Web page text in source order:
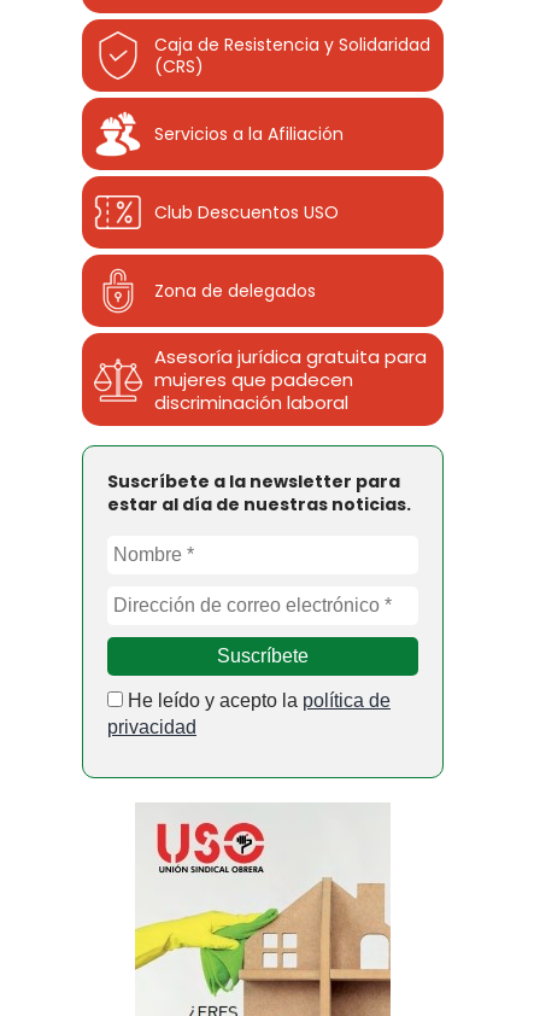
Caja de Resistencia y Solidaridad
(CRS)
Servicios a la Afiliación
Club Descuentos USO
Zona de delegados
Asesoría jurídica gratuita para
mujeres que padecen
discriminación laboral
Suscríbete a la newsletter para
estar al día de nuestras noticias.
He leído y acepto la política de
privacidad